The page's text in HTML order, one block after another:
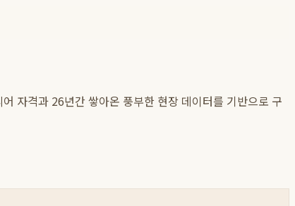
자격과 26년간 쌓아온 풍부한 현장 데이터를 기반으로 구